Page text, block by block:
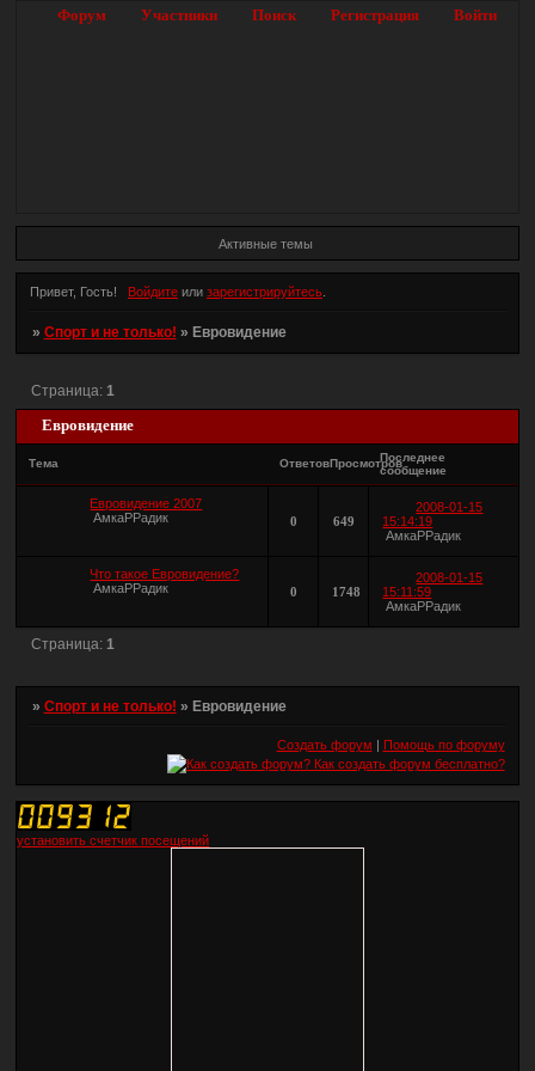
Форум Участники Поиск Регистрация Войти
Активные темы
Привет, Гость! Войдитеили зарегистрируйтесь.
» Спорт и не только! » Евровидение
Евровидение
Страница: 1
Тема ОтветовПросмотровПоследнее
сообщение
Евровидение 2007
АмкаРРадик
0 649
2008-01-15
15:14:19
АмкаРРадик
Что такое Евровидение?
АмкаРРадик
0 1748
2008-01-15
15:11:59
АмкаРРадик
Страница: 1
» Спорт и не только! » Евровидение
Создать форум | Помощь по форуму
установить счетчик посещений